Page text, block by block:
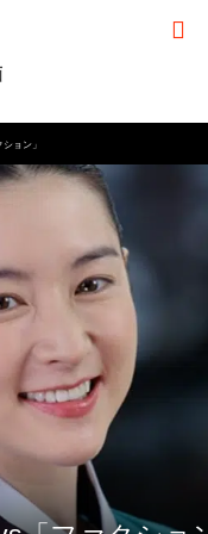
ョン」